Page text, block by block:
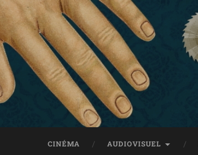
CINÉMA AUDIOVISUEL